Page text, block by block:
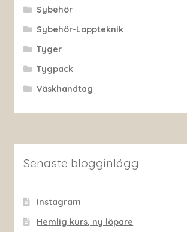
Sybehör
Sybehör-Lappteknik
Tyger
Tygpack
Väskhandtag
Senaste blogginlägg
Instagram
Hemlig kurs, ny löpare